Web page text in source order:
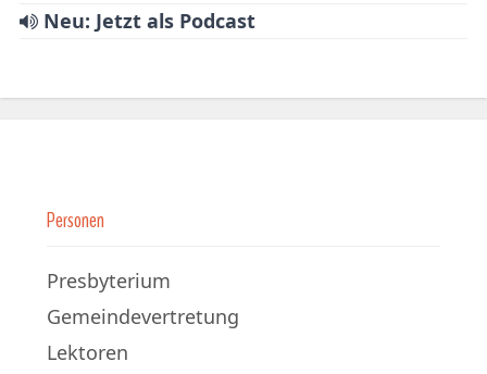
Neu: Jetzt als Podcast
Personen
Presbyterium
Gemeindevertretung
Lektoren